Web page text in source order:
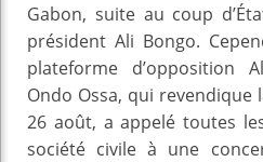
Gabon, suite au coup
président Ali Bongo.
plateforme d’opposition
Ondo Ossa, qui revendique
26 août, a appelé toutes
société civile à une